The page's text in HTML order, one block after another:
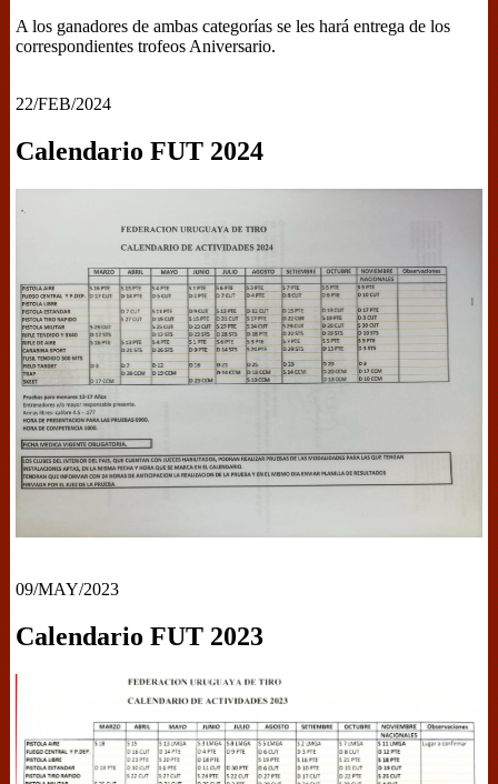
A los ganadores de ambas categorías se les hará entrega de los
correspondientes trofeos Aniversario.
22/FEB/2024
Calendario FUT 2024
09/MAY/2023
Calendario FUT 2023